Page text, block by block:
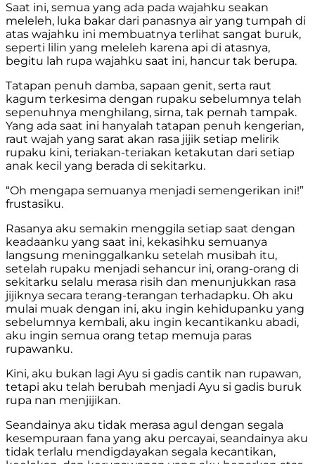
Saat ini, semua yang ada pada wajahku seakan
meleleh, luka bakar dari panasnya air yang tumpah di
atas wajahku ini membuatnya terlihat sangat buruk,
seperti lilin yang meleleh karena api di atasnya,
begitu lah rupa wajahku saat ini, hancur tak berupa.
Tatapan penuh damba, sapaan genit, serta raut
kagum terkesima dengan rupaku sebelumnya telah
sepenuhnya menghilang, sirna, tak pernah tampak.
Yang ada saat ini hanyalah tatapan penuh kengerian,
raut wajah yang sarat akan rasa jijik setiap melirik
rupaku kini, teriakan-teriakan ketakutan dari setiap
anak kecil yang berada di sekitarku.
“Oh mengapa semuanya menjadi semengerikan ini!”
frustasiku.
Rasanya aku semakin menggila setiap saat dengan
keadaanku yang saat ini, kekasihku semuanya
langsung meninggalkanku setelah musibah itu,
setelah rupaku menjadi sehancur ini, orang-orang di
sekitarku selalu merasa risih dan menunjukkan rasa
jijiknya secara terang-terangan terhadapku. Oh aku
mulai muak dengan ini, aku ingin kehidupanku yang
sebelumnya kembali, aku ingin kecantikanku abadi,
aku ingin semua orang tetap memuja paras
rupawanku.
Kini, aku bukan lagi Ayu si gadis cantik nan rupawan,
tetapi aku telah berubah menjadi Ayu si gadis buruk
rupa nan menjijikan.
Seandainya aku tidak merasa agul dengan segala
kesempuraan fana yang aku percayai, seandainya aku
tidak terlalu mendigdayakan segala kecantikan,